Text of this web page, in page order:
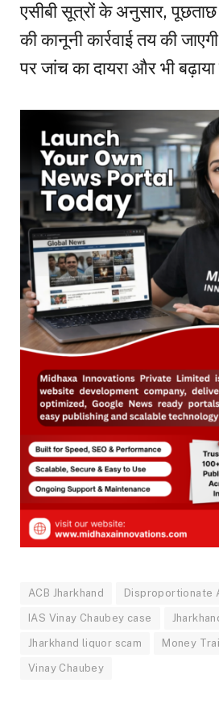
एसीबी सूत्रों के अनुसार,
की कानूनी कार्रवाई तय की
पर जांच का दायरा और भी
ACB Jharkhand Disproportionate
IAS Vinay Chaubey case
Jharkhand liquor scam Money
Vinay Chaubey